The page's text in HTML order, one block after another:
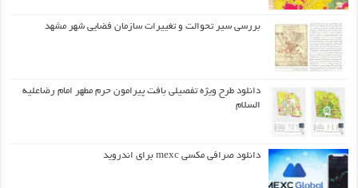
بررسی سیر تحوالت و تغییرات سازمان فضایی شهر مشهد
دانلود طرح ويژه تفصيلي بافت پيرامون حرم مطهر امام رضاعليه
السلام
دانلود صرافی مکسی mexc برای اندروید